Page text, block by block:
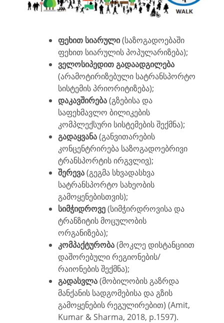
ფეხით სიარული(საზოგადოებაში
ფეხით სიარულის პოპულარიზება);
ველოსიპედით გადაადგილება
(არამოტირიზებული სატრანსპორტო
სისტემის პრიორიტიზება);
დაკავშირება(გზებისა და
საფეხმავლო ბილიკების
კომპლექსური სისტემების შექმნა);
გადაყვანა(განვითარების
კონცენტრირება საზოგადოებრივი
ტრანსპორტის ირგვლივ);
შერევა(გეგმა სხვადასხვა
სატრანსპორტო სახეობის
გამოყენებისთვის);
სიმჭიდროვე(სიმჭირდროვისა და
ტრანზიტის მოცულობის
ორგანიზება);
კომპაქტურობა(მოკლე დისტანციით
დაშორებული რეგიონების/
რაიონების შექმნა);
გადასვლა(მობილობის გაზრდა
მანქანის სადგომებისა და გზის
გამოყენების რეგულირებით) (Amit,
Kumar & Sharma, 2018, p.1597).